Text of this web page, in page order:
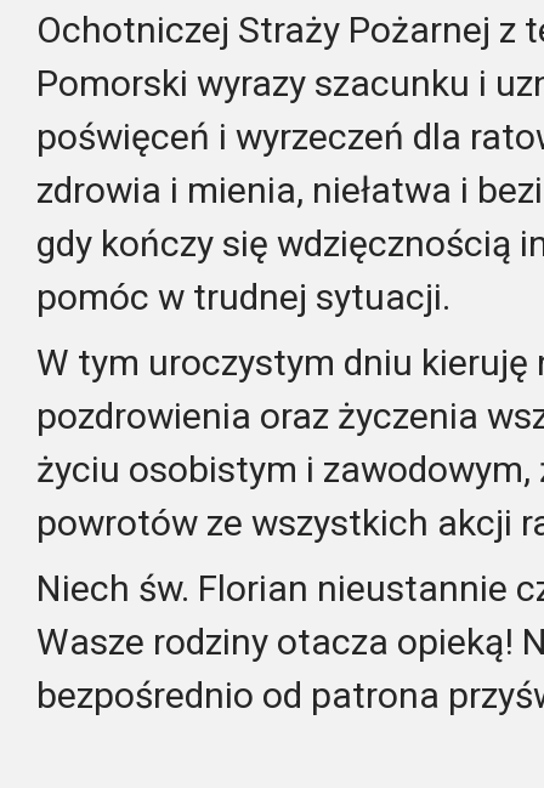
Ochotniczej Straży Pożarnej z
Pomorski wyrazy szacunku i
poświęceń i wyrzeczeń dla
zdrowia i mienia, niełatwa i
gdy kończy się wdzięcznością
pomóc w trudnej sytuacji.
W tym uroczystym dniu kieruję
pozdrowienia oraz życzenia
życiu osobistym i
powrotów ze wszystkich akcji
Niech św. Florian nieustannie
Wasze rodziny otacza opieką!
bezpośrednio od patrona